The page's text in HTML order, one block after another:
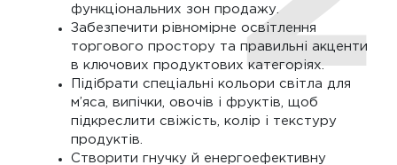
функціональних зон продажу.
Забезпечити рівномірне освітлення
торгового простору та правильні акценти
в ключових продуктових категоріях.
Підібрати спеціальні кольори світла для
м’яса, випічки, овочів і фруктів, щоб
підкреслити свіжість, колір і текстуру
продуктів.
Створити гнучку й енергоефективну